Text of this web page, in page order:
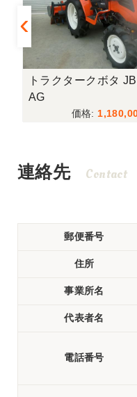
トラクタークボタ
AG
連絡先 Contact
郵便番号
住所
事業所名
代表者名
電話番号